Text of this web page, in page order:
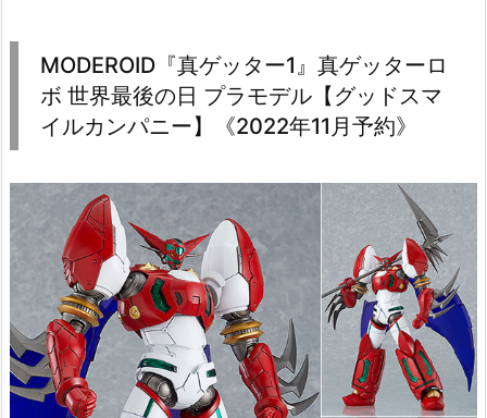
MODEROID『真ゲッター1』真ゲッターロ
ボ 世界最後の日 プラモデル【グッドスマ
イルカンパニー】《2022年11月予約》